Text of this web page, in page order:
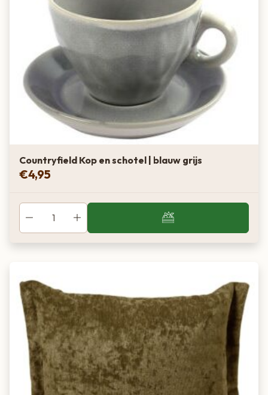
Countryfield Kop en schotel | blauw grijs
€4,95